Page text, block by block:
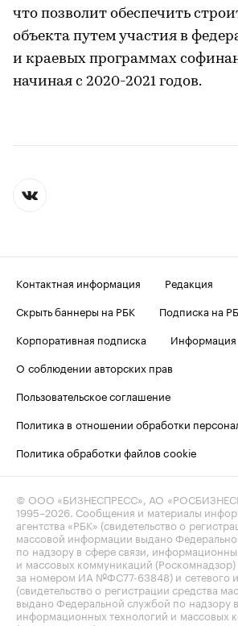
что позволит обеспечить
объекта путем участия в
и краевых программах
начиная с 2020-2021 годов.
Контактная информация
Редакция
Скрыть баннеры на РБК
Подписка на
Корпоративная подписка
Информация
О соблюдении авторских прав
Пользовательское соглашение
Политика в отношении обработки
Политика обработки файлов cookie
© ООО «БИЗНЕСПРЕСС», АО
1995–2026. Сообщения и материалы
агентства «РБК» (свидетельство о
массовой информации выдано
по надзору в сфере связи,
и массовых коммуникаций (Роскомнадзор)
за номером ИА №ФС77-63848) и сетевого
(свидетельство о регистрации средства
выдано Федеральной службой по надзору
информационных технологий и массовых